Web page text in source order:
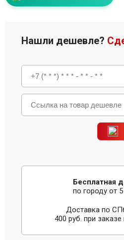
Нашли дешевле?
Бесплатная
по городу от
Доставка по
400 руб. при